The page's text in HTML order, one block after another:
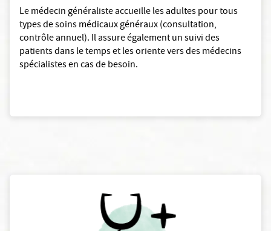
Le médecin généraliste accueille les adultes pour tous
types de soins médicaux généraux (consultation,
contrôle annuel). Il assure également un suivi des
patients dans le temps et les oriente vers des médecins
spécialistes en cas de besoin.